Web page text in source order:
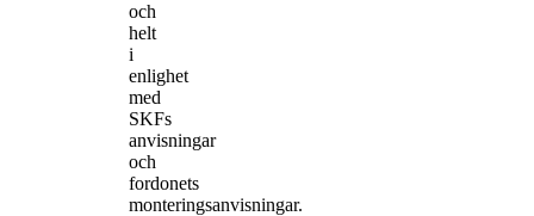
och
helt
i
enlighet
med
SKFs
anvisningar
och
fordonets
monteringsanvisningar.